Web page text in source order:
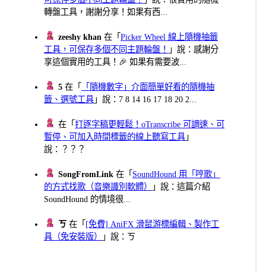
轉盤工具，謝謝分享！如果有西...
zeeshy khan 在「Picker Wheel 線上隨機抽籤
工具，可保存多個不同主題輪盤！
」說：感謝分
享這個實用的工具！🎉 如果有需要波...
5 在「
「隨機數字」介面簡單好看的隨機抽
籤、選號工具 」說：7 8 14 16 17 18 20 2...
在「打逐字稿更輕鬆！oTranscribe 可調速、可
暫停、可加入時間標籤的線上聽寫工具 」
說：？？？
SongFromLink 在「 SoundHound 用「哼歌」
的方式找歌（音樂識別軟體）
」說：這篇介紹
SoundHound 的情境很...
ㄎ 在「 [免費] AniFX 滑鼠游標編輯、製作工
具（免安裝版）
」說：ㄎ